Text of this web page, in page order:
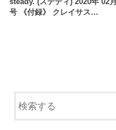
号 《付録》 クレイサス…